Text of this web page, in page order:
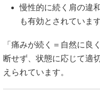
慢性的に続く肩の違
も有効とされていま
「痛みが続く＝自然に良
断せず、状態に応じて適
えられています。